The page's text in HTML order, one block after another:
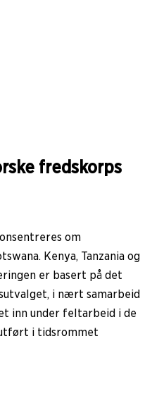
fredskorps
om
Kenya, Tanzania og
er basert på det
i nært samarbeid
inn under feltarbeid i de
i tidsrommet